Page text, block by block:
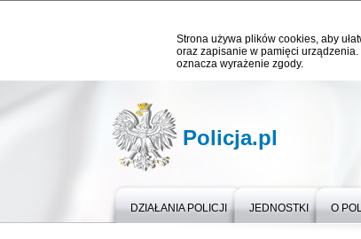
Strona używa plików cookies, aby
oraz zapisanie w pamięci
oznacza wyrażenie zgody.
Policja.pl
DZIAŁANIA POLICJI JEDNOSTKI O